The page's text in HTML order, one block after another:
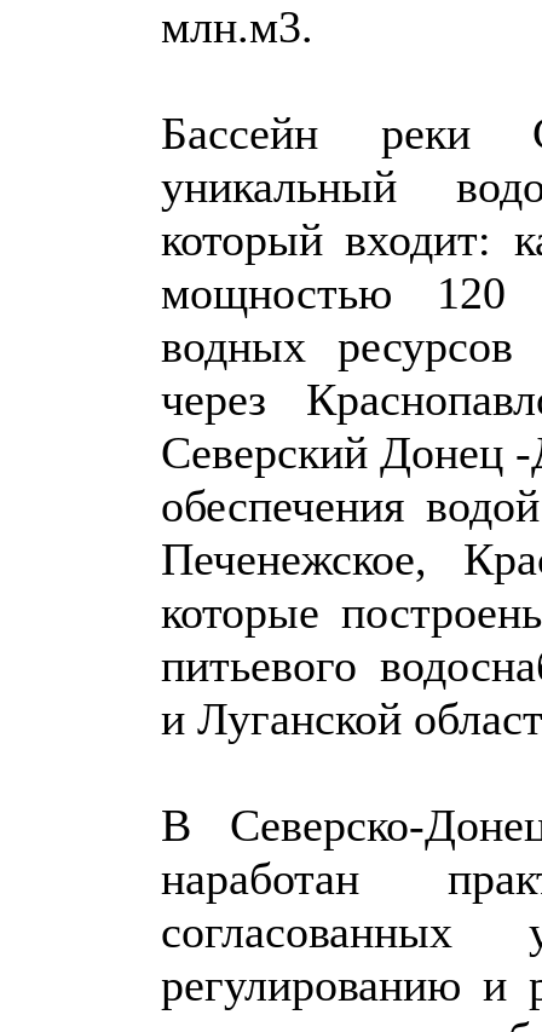
млн.м3.
Бассейн реки
уникальный
который входит:
мощностью 120
водных
через
Северский Донец
обеспечения
Печенежское,
которые
питьевого
и Луганской
В Северско-
наработан
регулированию и